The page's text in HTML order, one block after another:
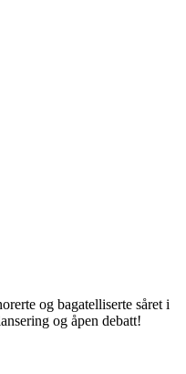
og bagatelliserte såret i
og åpen debatt!